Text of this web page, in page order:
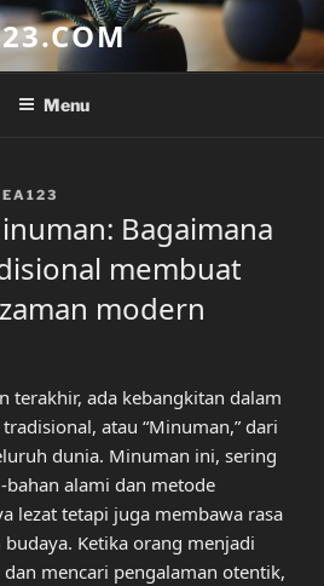
Menu
Bagaimana
membuat
modern
terakhir, ada kebangkitan dalam
atau “Minuman,” dari
dunia. Minuman ini, sering
alami dan metode
lezat tetapi juga membawa rasa
Ketika orang menjadi
mencari pengalaman otentik,